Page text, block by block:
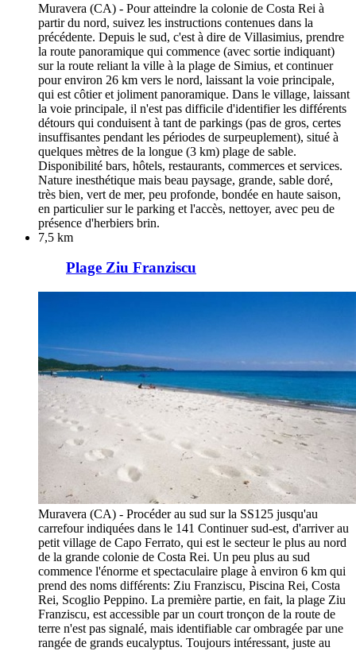
Muravera (CA) - Pour atteindre la colonie de Costa Rei à
partir du nord, suivez les instructions contenues dans la
précédente. Depuis le sud, c'est à dire de Villasimius, prendre
la route panoramique qui commence (avec sortie indiquant)
sur la route reliant la ville à la plage de Simius, et continuer
pour environ 26 km vers le nord, laissant la voie principale,
qui est côtier et joliment panoramique. Dans le village, laissant
la voie principale, il n'est pas difficile d'identifier les différents
détours qui conduisent à tant de parkings (pas de gros, certes
insuffisantes pendant les périodes de surpeuplement), situé à
quelques mètres de la longue (3 km) plage de sable.
Disponibilité bars, hôtels, restaurants, commerces et services.
Nature inesthétique mais beau paysage, grande, sable doré,
très bien, vert de mer, peu profonde, bondée en haute saison,
en particulier sur le parking et l'accès, nettoyer, avec peu de
présence d'herbiers brin.
7,5 km
Plage Ziu Franziscu
Muravera (CA) - Procéder au sud sur la SS125 jusqu'au
carrefour indiquées dans le 141 Continuer sud-est, d'arriver au
petit village de Capo Ferrato, qui est le secteur le plus au nord
de la grande colonie de Costa Rei. Un peu plus au sud
commence l'énorme et spectaculaire plage à environ 6 km qui
prend des noms différents: Ziu Franziscu, Piscina Rei, Costa
Rei, Scoglio Peppino. La première partie, en fait, la plage Ziu
Franziscu, est accessible par un court tronçon de la route de
terre n'est pas signalé, mais identifiable car ombragée par une
rangée de grands eucalyptus. Toujours intéressant, juste au